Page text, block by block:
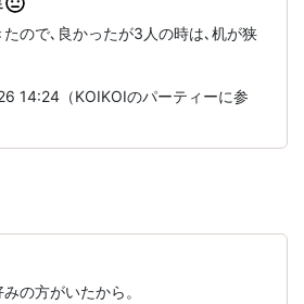
ので､良かったが3人の時は､机が狭
14:24（KOIKOIのパーティーに参
の方がいたから。